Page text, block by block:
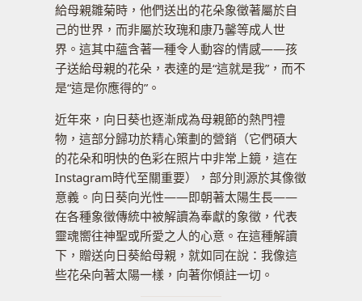
給母親雛菊時，他們送出的花朵象徵著屬於自
己的世界，而非屬於玫瑰和康乃馨等成人世
界。這其中蘊含著一種令人動容的情感——孩
子送給母親的花朵，表達的是“這就是我”，而不
是“這是你應得的”。
近年來，向日葵也逐漸成為母親節的熱門禮
物，這部分歸功於精心策劃的營銷（它們碩大
的花朵和明快的色彩在照片中非常上鏡，這在
Instagram時代至關重要），部分則源於其像徵
意義。向日葵向光性——即朝著太陽生長——
在各種象徵傳統中被解讀為奉獻的象徵，代表
靈魂嚮往神聖或所愛之人的心意。在這種解讀
下，贈送向日葵給母親，就如同在說：我像這
些花朵向著太陽一樣，向著你傾註一切。